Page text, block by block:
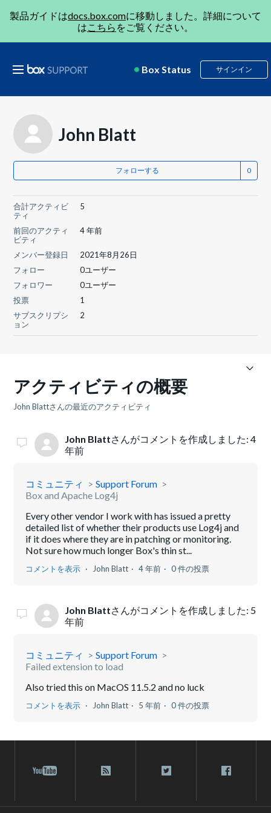
製品ガイドはdocs.box.comに移動しました。詳細について
はこちら をご覧ください。
Box Status サインイン
John Blatt
フォローする
合計アクティビ
ティ
5
前回のアクティ
ビティ
4 年前
メンバー登録日
2021年8月26日
フォロー
0ユーザー
フォロワー
0ユーザー
投票
1
サブスクリプシ
ョン
2
アクティビティの概要
John Blattさんの最近のアクティビティ
John Blattさんがコメントを作成しました:4
年前
コミュニティ
Support Forum
Box and Apache Log4j
Every other vendor I work with has issued a pretty
detailed list of whether their products use Log4j and
if it does where they are in patching or monitoring.
Not sure how much longer Box's thin st...
コメントを表示 John Blatt 4 年前 0 件の投票
John Blattさんがコメントを作成しました: 5
年前
コミュニティ
Support Forum
Failed extension to load
Also tried this on MacOS 11.5.2 and no luck
コメントを表示 John Blatt 5 年前 0 件の投票